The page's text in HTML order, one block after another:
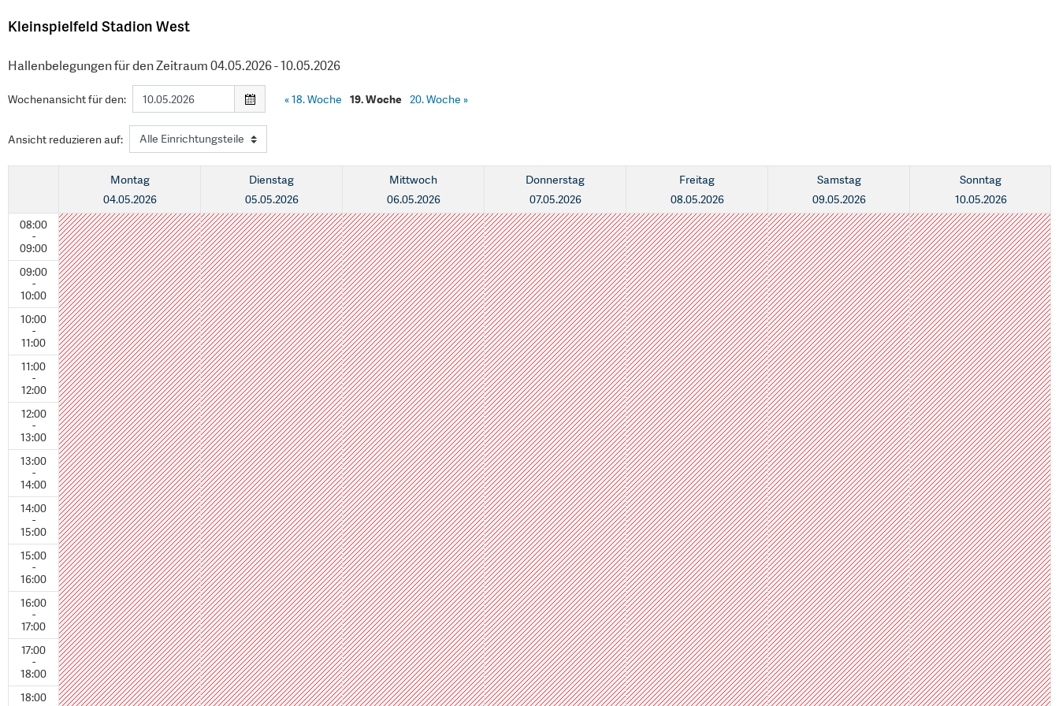
Kleinspielfeld Stadion West
Hallenbelegungen für den Zeitraum 04.05.2026 - 10.05.2026
Wochenansicht für den: «18. Woche 19. Woche 20. Woche »
Ansicht reduzieren auf:
08:00
-
09:00
09:00
-
10:00
10:00
-
11:00
11:00
-
12:00
12:00
-
13:00
13:00
-
14:00
14:00
-
15:00
15:00
-
16:00
16:00
-
17:00
17:00
-
18:00
18:00
Montag
04.05.2026
Dienstag
05.05.2026
Mittwoch
06.05.2026
Donnerstag
07.05.2026
Freitag
08.05.2026
Samstag
09.05.2026
Sonntag
10.05.2026